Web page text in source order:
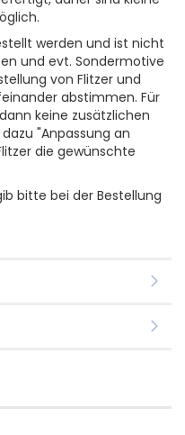
werden und ist nicht
und evt. Sondermotive
von Flitzer und
abstimmen. Für
keine zusätzlichen
"Anpassung an
die gewünschte
bitte bei der Bestellung